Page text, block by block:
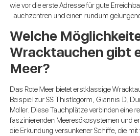
wie vor die erste Adresse für gute
Tauchzentren und einen rundum
Welche
Wracktauchen gibt
Meer?
Das Rote Meer bietet erstklassige
Beispiel zur SS Thistlegorm, Giannis D,
Moller. Diese Tauchplätze verbinden eine
faszinierenden Meeresökosystemen und
die Erkundung versunkener Schiffe, die